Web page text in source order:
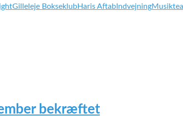
Gilleleje BokseklubHaris Aftab Indvejning
bekræftet